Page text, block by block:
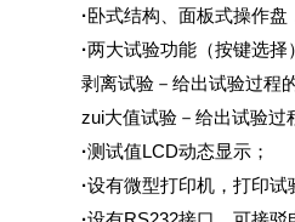
·卧式结构、面板式操作
·两大试验功能（按键选择
剥离试验－给出试验过程
zui大值试验－给出试验
·测试值 LCD动态显示；
·设有微型打印机，打印试